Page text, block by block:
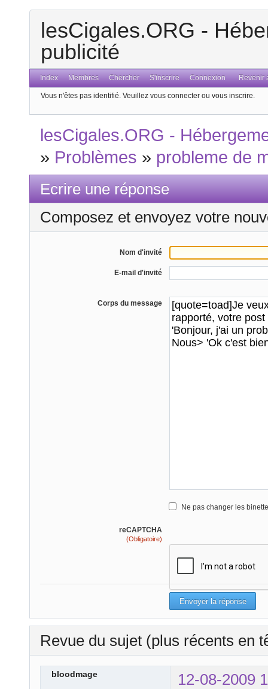
lesCigales.ORG -
publicité
Index Membres Chercher S'inscrire Connexion Revenir
Vous n'êtes pas identifié. Veuillez vous connecter ou vous inscrire.
lesCigales.ORG -
» Problèmes » probleme de
Ecrire une réponse
Composez et envoyez votre
Nom d'invité
E-mail d'invité
Corps du message
Ne pas changer les
reCAPTCHA
(Obligatoire)
Revue du sujet (plus récents en
bloodmage 12-08-2009